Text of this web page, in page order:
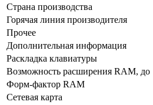
Страна производства
Горячая линия производителя
Прочее
Дополнительная информация
Раскладка клавиатуры
Возможность расширения RAM, до
Форм-фактор RAM
Сетевая карта